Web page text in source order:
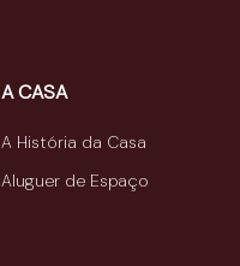
A CASA
A História da Casa
Aluguer de Espaço